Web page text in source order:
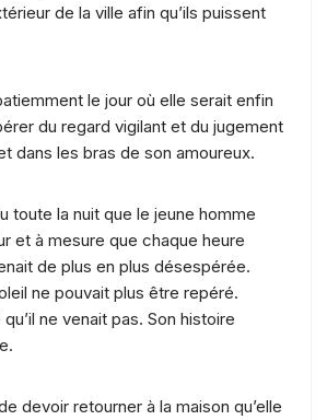
de la ville afin qu’ils puissent
le jour où elle serait enfin
du regard vigilant et du jugement
dans les bras de son amoureux.
toute la nuit que le jeune homme
et à mesure que chaque heure
de plus en plus désespérée.
ne pouvait plus être repéré.
ne venait pas. Son histoire
devoir retourner à la maison qu’elle